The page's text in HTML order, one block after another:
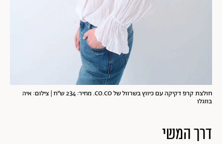
חולצת קרפ דקיקה עם כיווץ בשרוול של CO.CO. מחיר: 234 ש"ח | צילום: איה
בוזגלו
דרך המשי